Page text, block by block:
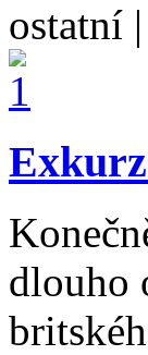
ostatní |
dlouho